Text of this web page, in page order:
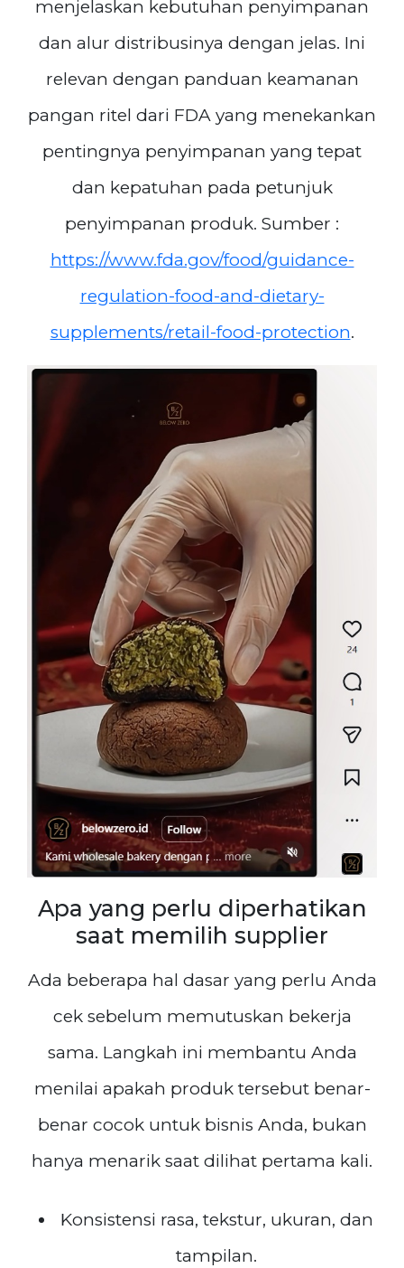
menjelaskan kebutuhan penyimpanan
dan alur distribusinya dengan jelas. Ini
relevan dengan panduan keamanan
pangan ritel dari FDA yang menekankan
pentingnya penyimpanan yang tepat
dan kepatuhan pada petunjuk
penyimpanan produk. Sumber :
https://www.fda.gov/food/guidance-
regulation-food-and-dietary-
supplements/retail-food-protection.
Apa yang perlu diperhatikan
saat memilih supplier
Ada beberapa hal dasar yang perlu Anda
cek sebelum memutuskan bekerja
sama. Langkah ini membantu Anda
menilai apakah produk tersebut benar-
benar cocok untuk bisnis Anda, bukan
hanya menarik saat dilihat pertama kali.
Konsistensi rasa, tekstur, ukuran, dan
tampilan.